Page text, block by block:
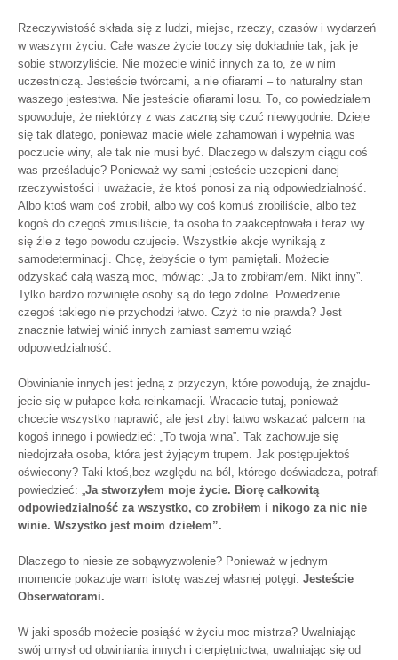
Rzeczywistość składa się z ludzi, miejsc, rze­czy, czasów i wydarzeń
w waszym życiu. Całe wasze życie toczy się dokładnie tak, jak je
sobie stworzyliście. Nie możecie winić innych za to, że w nim
uczestniczą. Jesteście twórcami, a nie ofiarami – to naturalny stan
waszego jestestwa. Nie jesteście ofiarami losu. To, co powiedziałem
spowoduje, że niektórzy z was zaczną się czuć niewygodnie. Dzieje
się tak dlatego, ponieważ macie wiele zahamowań i wypełnia was
poczucie winy, ale tak nie musi być. Dlaczego w dalszym ciągu coś
was prześladuje? Ponieważ wy sami jesteście uczepieni danej
rzeczywistości i uważacie, że ktoś ponosi za nią odpowiedzialność.
Albo ktoś wam coś zrobił, albo wy coś komuś zrobiliście, albo też
kogoś do czegoś zmusiliście, ta osoba to zaakceptowała i teraz wy
się źle z tego powodu czujecie. Wszystkie akcje wynikają z
samodeterminacji. Chcę, żebyście o tym pamiętali. Możecie
odzyskać całą waszą moc, mówiąc: „Ja to zrobiłam/em. Nikt inny”.
Tylko bardzo rozwinięte osoby są do tego zdolne. Powiedzenie
czegoś takiego nie przychodzi łatwo. Czyż to nie prawda? Jest
znacznie łatwiej winić innych zamiast samemu wziąć
odpowiedzialność.
Obwinianie innych jest jedną z przyczyn, które powodują, że znajdu­
jecie się w pułapce koła reinkarnacji. Wracacie tutaj, ponieważ
chcecie wszystko naprawić, ale jest zbyt łatwo wskazać palcem na
kogoś innego i powiedzieć: „To twoja wina”. Tak zachowuje się
niedojrzała osoba, która jest żyjącym trupem. Jak postępujektoś
oświecony? Taki ktoś,bez względu na ból, którego doświadcza, potrafi
powiedzieć: „Ja stworzyłem moje życie. Biorę całkowitą
odpowiedzialność za wszystko, co zrobiłem i nikogo za nic nie
winie. Wszystko jest moim dziełem”.
Dlaczego to niesie ze sobąwyzwolenie? Ponieważ w jednym
momencie pokazuje wam istotę waszej własnej potęgi. Jesteście
Obserwatorami.
W jaki sposób możecie posiąść w życiu moc mistrza? Uwalniając
swój umysł od obwiniania innych i cierpiętnictwa, uwalniając się od